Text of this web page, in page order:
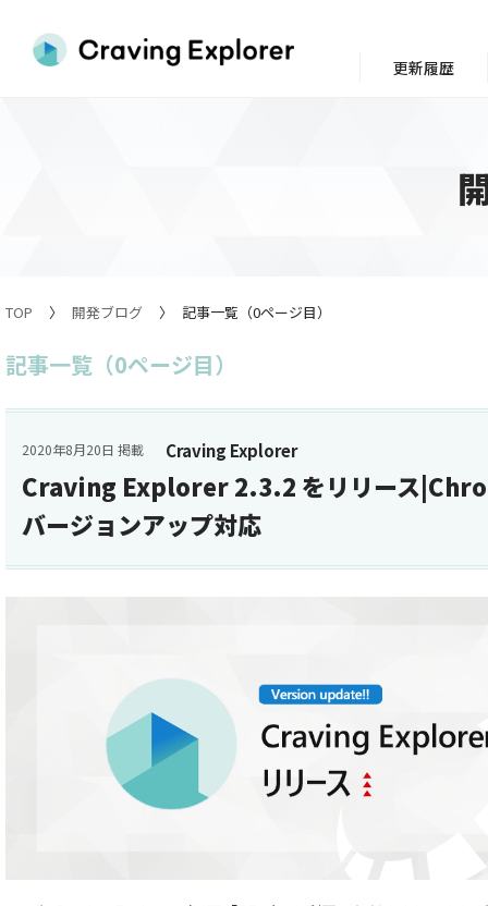
TOP 開発ブログ 記事一覧（0ページ目）
記事一覧（0ページ目）
Craving Explorer
2020年8月20日 掲載
Craving Explorer 2.3.2 をリリース
バージョンアップ対応
更新履歴